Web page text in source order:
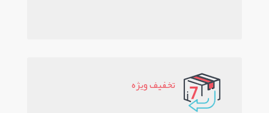
تخفيف ويژه